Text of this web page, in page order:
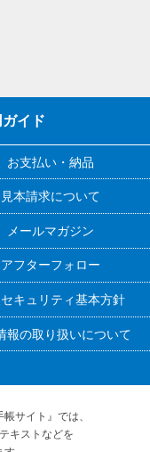
イド
お支払い・納品
見本請求について
メールマガジン
アフターフォロー
キュリティ基本方針
報の取り扱いについて
サイト』 では、
キストなどを